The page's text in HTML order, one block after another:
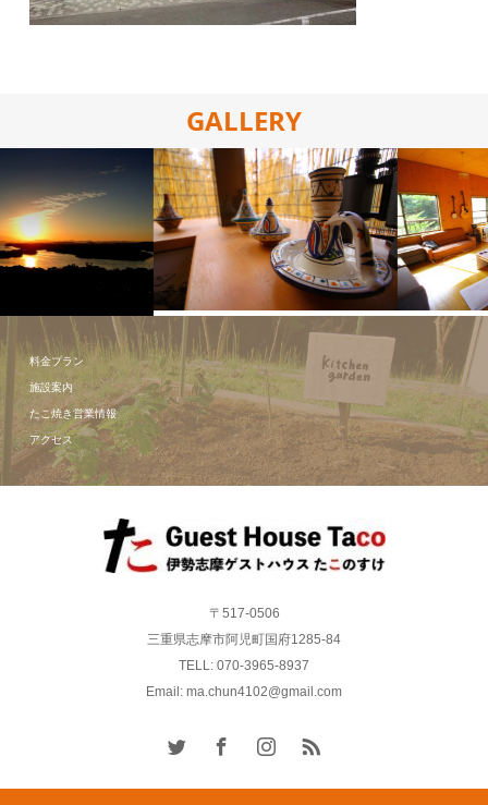
GALLERY
施設の写真
施設の写真
料金プラン
施設案内
たこ焼き営業情報
アクセス
〒517-0506
三重県志摩市阿児町国府1285-84
TELL: 070-3965-8937
Email: ma.chun4102@gmail.com